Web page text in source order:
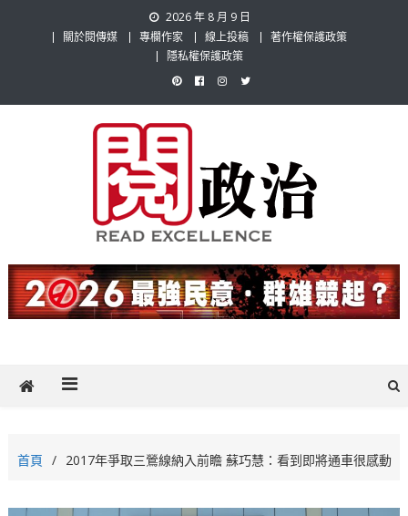
2026 年 8 月 9 日
關於閱傳媒
專欄作家 線上投稿
著作權保護政策
隱私權保護政策
閱政治 Read Gov News
題，也要專業評論，閱政治與多元的政治評論家與專欄作家邀稿合作，
讓讀者有最多元和專業的選擇。
首頁 2017年爭取三鶯線納入前瞻 蘇巧慧：看到即將通車很感動